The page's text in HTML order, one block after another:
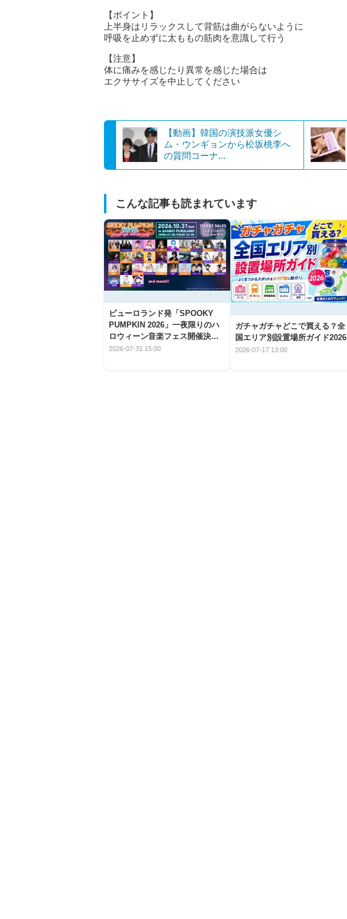
【ポイント】
上半身はリラックスして背筋は曲がらないように
呼吸を止めずに太ももの筋肉を意識して行う
【注意】
体に痛みを感じたり異常を感じた場合は
エクササイズを中止してください
【動画】韓国の演技派女優シ
ム・ウンギョンから松坂桃李へ
の質問コーナ...
こんな記事も読まれています
ピューロランド発「SPOOKY
PUMPKIN 2026」一夜限りのハ
ロウィーン音楽フェス開催決
定！
2026-07-31 15:00
ガチャガチャどこで買える？全
国エリア別設置場所ガイド2026
2026-07-17 13:00